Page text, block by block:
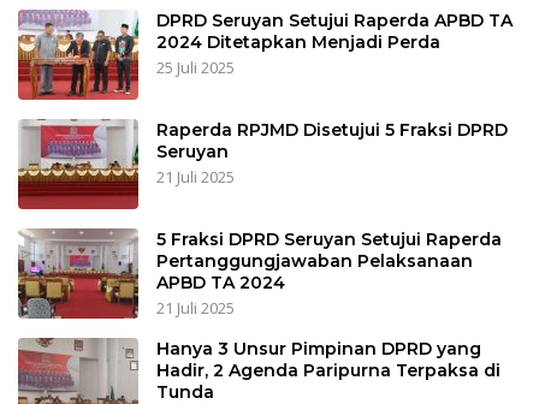
DPRD Seruyan Setujui Raperda APBD TA
2024 Ditetapkan Menjadi Perda
25 Juli 2025
Raperda RPJMD Disetujui 5 Fraksi DPRD
Seruyan
21 Juli 2025
5 Fraksi DPRD Seruyan Setujui Raperda
Pertanggungjawaban Pelaksanaan
APBD TA 2024
21 Juli 2025
Hanya 3 Unsur Pimpinan DPRD yang
Hadir, 2 Agenda Paripurna Terpaksa di
Tunda